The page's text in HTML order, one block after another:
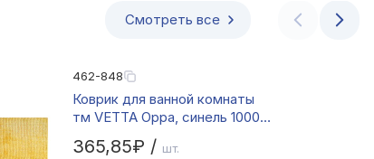
Смотреть все
462-848
Коврик для ванной комнаты
тм VETTA Орра, синель 1000г/
см, 50*80 см
365,85₽ / шт.